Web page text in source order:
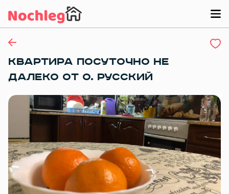
КВАРТИРА ПОСУТОЧНО НЕ
ДАЛЕКО ОТ О. РУССКИЙ